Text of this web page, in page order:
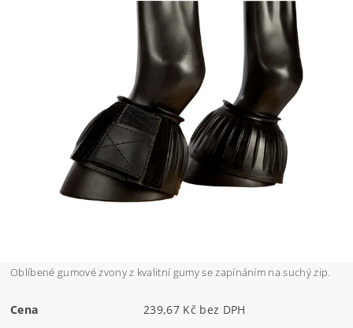
Oblíbené gumové zvony z kvalitní gumy se zapínáním na suchý zip.
Cena 239,67 Kč bez DPH